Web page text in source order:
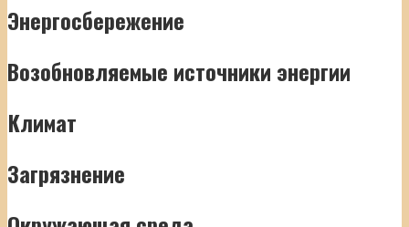
Энергосбережение
Возобновляемые источники энергии
Климат
Загрязнение